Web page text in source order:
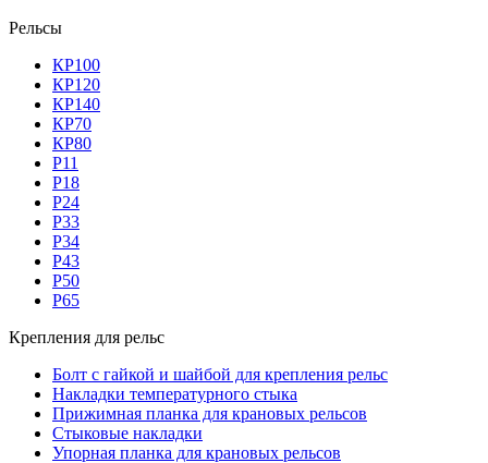
Рельсы
КР100
КР120
КР140
КР70
КР80
Р11
Р18
Р24
Р33
Р34
Р43
Р50
Р65
Крепления для рельс
Болт с гайкой и шайбой для крепления рельс
Накладки температурного стыка
Прижимная планка для крановых рельсов
Стыковые накладки
Упорная планка для крановых рельсов